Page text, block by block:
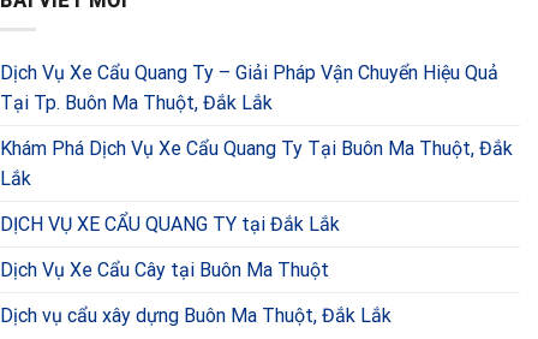
Dịch Vụ Xe Cẩu Quang Ty – Giải Pháp Vận Chuyển Hiệu Quả
Tại Tp. Buôn Ma Thuột, Đắk Lắk
Khám Phá Dịch Vụ Xe Cẩu Quang Ty Tại Buôn Ma Thuột, Đắk
Lắk
DỊCH VỤ XE CẨU QUANG TY tại Đắk Lắk
Dịch Vụ Xe Cẩu Cây tại Buôn Ma Thuột
Dịch vụ cẩu xây dựng Buôn Ma Thuột, Đắk Lắk